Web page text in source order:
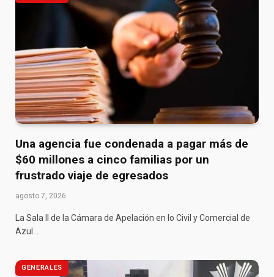
Una agencia fue condenada a pagar más de
$60 millones a cinco familias por un
frustrado viaje de egresados
agosto 7, 2026
La Sala II de la Cámara de Apelación en lo Civil y Comercial de
Azul…
GENERALES